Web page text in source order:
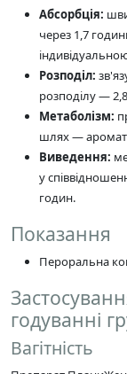
Абсорбція:
через 1,7
Розподіл:
розподілу —
Метаболізм:
шлях —
Виведення:
у
годин.
Показання
Пероральна
годуванні
Вагітність